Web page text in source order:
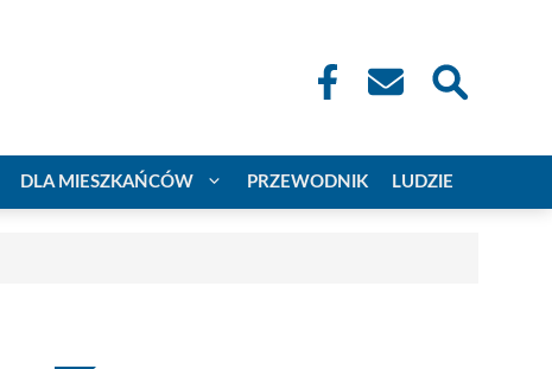
DLA MIESZKAŃCÓW PRZEWODNIK LUDZIE